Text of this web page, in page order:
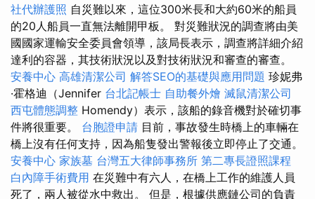
社代辦護照 自災難以來，這位300米長和大約60米的船員
的20人船員一直無法離開甲板。 對災難狀況的調查將由美
國國家運輸安全委員會領導，該局長表示，調查將詳細介紹
達利的容器，其技術狀況以及對技術狀況和審查的審查。
安養中心 高雄清潔公司 解答SEO的基礎與應用問題 珍妮弗
·霍格迪（Jennifer 台北記帳士 自助餐外燴 滅鼠清潔公司
西屯體態調整 Homendy）表示，該船的錄音機對於確切事
件將很重要。 台胞證申請 目前，事故發生時橋上的車輛在
橋上沒有任何支持，因為船隻發出警報後立即停止了交通。
安養中心 家族墓 台灣五大律師事務所 第二專長證照課程
白內障手術費用 在災難中有六人，在橋上工作的維護人員
死了，兩人被從水中救出。 但是，根據供應鏈公司的負責